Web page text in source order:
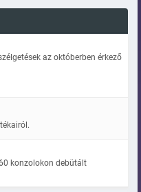
az októberben érkező
konzolokon debütált